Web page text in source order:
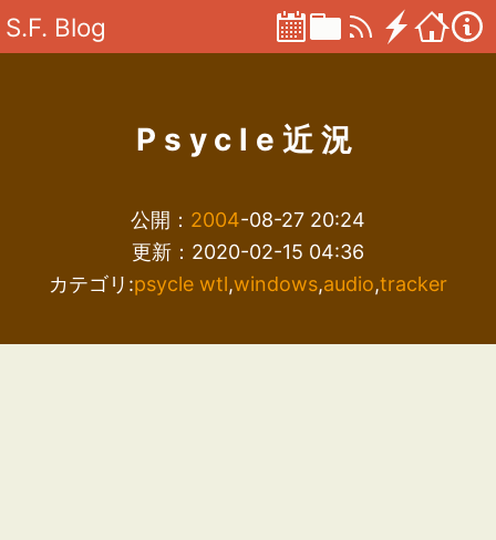
S.F. Blog
Psycle近況
公開： 2004-08-27 20:24
更新：2020-02-15 04:36
カテゴリ:psycle wtl,windows,audio,tracker